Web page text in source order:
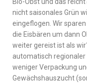
Bio-Obst und das
nicht saisonales Grün
eingeflogen. Wir
die Eisbären um dann
weiter gereist ist als
automatisch
weniger Verpackung
Gewächshauszucht